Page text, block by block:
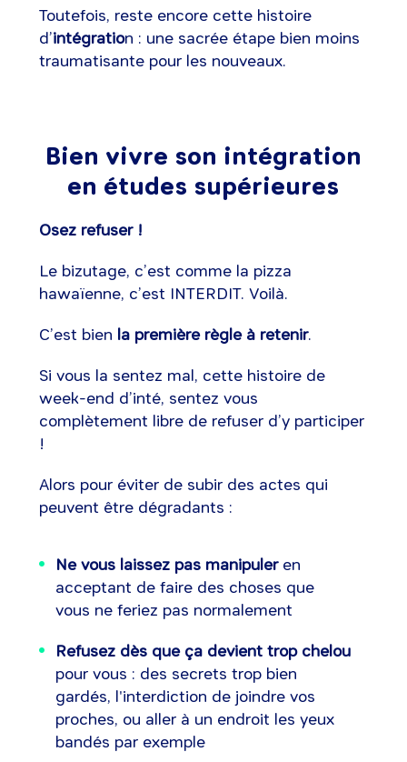
Toutefois, reste encore cette histoire
d’intégration : une sacrée étape bien moins
traumatisante pour les nouveaux.
Bien vivre son intégration
en études supérieures
Osez refuser !
Le bizutage, c’est comme la pizza
hawaïenne, c’est INTERDIT. Voilà.
C’est bien la première règle à retenir.
Si vous la sentez mal, cette histoire de
week-end d’inté, sentez vous
complètement libre de refuser d’y participer
!
Alors pour éviter de subir des actes qui
peuvent être dégradants :
Ne vous laissez pas manipuleren
acceptant de faire des choses que
vous ne feriez pas normalement
Refusez dès que ça devient trop chelou
pour vous : des secrets trop bien
gardés, l'interdiction de joindre vos
proches, ou aller à un endroit les yeux
bandés par exemple